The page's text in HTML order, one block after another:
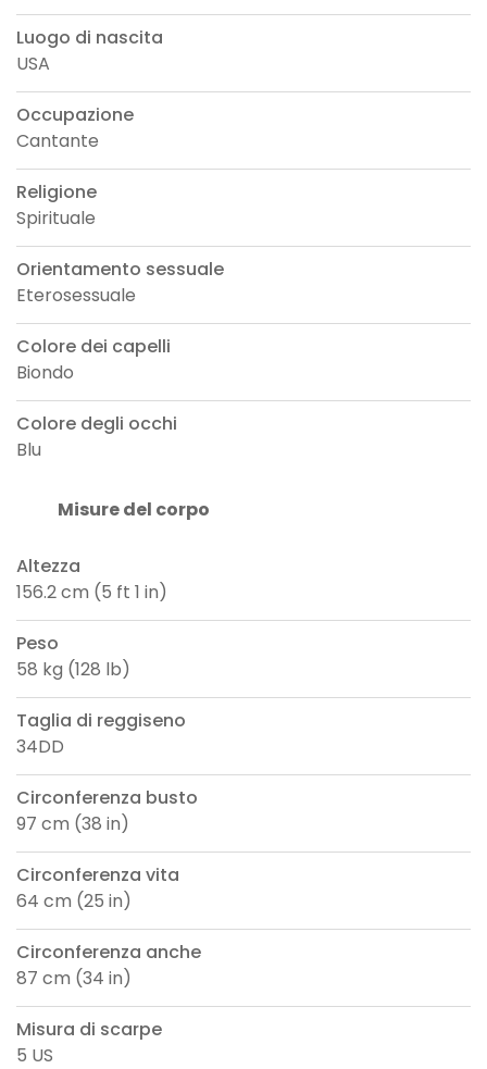
Luogo di nascita
USA
Occupazione
Cantante
Religione
Spirituale
Orientamento sessuale
Eterosessuale
Colore dei capelli
Biondo
Colore degli occhi
Blu
Misure del corpo
Altezza
156.2 cm (5 ft 1 in)
Peso
58 kg (128 lb)
Taglia di reggiseno
34DD
Circonferenza busto
97 cm (38 in)
Circonferenza vita
64 cm (25 in)
Circonferenza anche
87 cm (34 in)
Misura di scarpe
5 US